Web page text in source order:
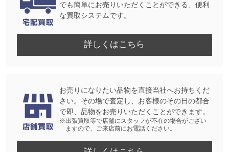
でも簡単にお売りいただくことができる、便利
な買取システムです。
詳しくはこちら
お売りになりたい品物を直接当社へお持ちくだ
さい。その場で査定し、お客様のその日の都合
で即、品物をお売りいただくことができます。
※出張買取等で店舗にスタッフが不在の場合がござい
ますので、ご来店前にお電話ください。